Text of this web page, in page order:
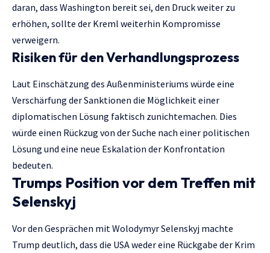
daran, dass Washington bereit sei, den Druck weiter zu
erhöhen, sollte der Kreml weiterhin Kompromisse
verweigern.
Risiken für den Verhandlungsprozess
Laut Einschätzung des Außenministeriums würde eine
Verschärfung der Sanktionen die Möglichkeit einer
diplomatischen Lösung faktisch zunichtemachen. Dies
würde einen Rückzug von der Suche nach einer politischen
Lösung und eine neue Eskalation der Konfrontation
bedeuten.
Trumps Position vor dem Treffen mit
Selenskyj
Vor den Gesprächen mit Wolodymyr Selenskyj machte
Trump deutlich, dass die USA weder eine Rückgabe der Krim